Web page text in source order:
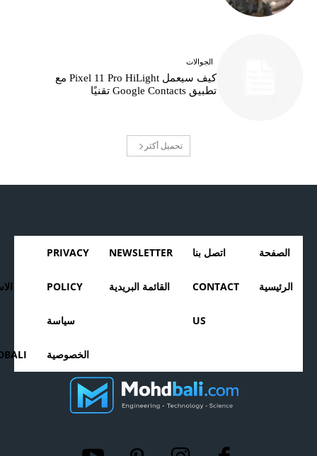
الجوالات
كيف سيعمل Pixel 11 Pro HiLight مع
تطبيق Google Contacts تقنيًا
تحميل أكثر
الصفحة
الرئيسية
اتصل بنا
CONTACT
US
NEWSLETTER
القائمة البريدية
PRIVACY
POLICY
سياسة
الخصوصية